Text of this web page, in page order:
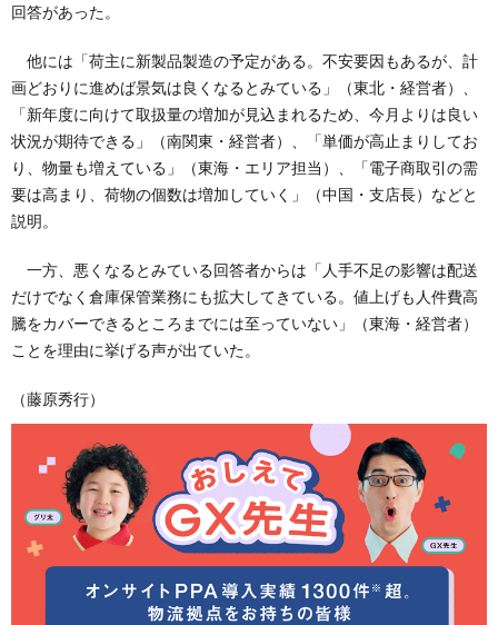
回答があった。
他には「荷主に新製品製造の予定がある。不安要因もあるが、計
画どおりに進めば景気は良くなるとみている」（東北・経営者）、
「新年度に向けて取扱量の増加が見込まれるため、今月よりは良い
状況が期待できる」（南関東・経営者）、「単価が高止まりしてお
り、物量も増えている」（東海・エリア担当）、「電子商取引の需
要は高まり、荷物の個数は増加していく」（中国・支店長）などと
説明。
一方、悪くなるとみている回答者からは「人手不足の影響は配送
だけでなく倉庫保管業務にも拡大してきている。値上げも人件費高
騰をカバーできるところまでには至っていない」（東海・経営者）
ことを理由に挙げる声が出ていた。
（藤原秀行）